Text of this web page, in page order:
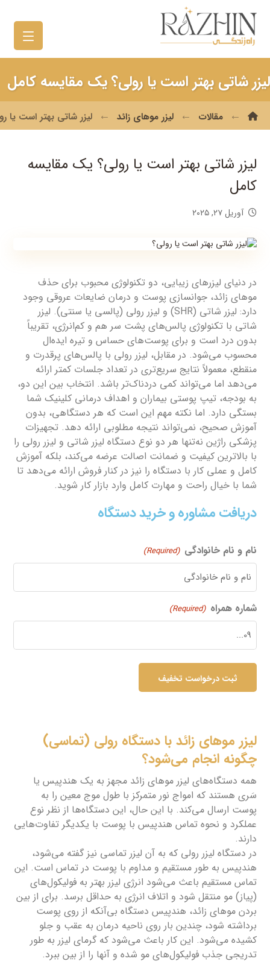
لیزر شاتی بهتر است یا رولی؟ یک مقایسه کامل
مقالات لیزر موهای زائد لیزر شاتی بهتر است یا
لیزر شاتی بهتر است یا رولی؟ یک مقایسه
کامل
آوریل ۲۷, ۲۰۲۵
در دنیای لیزرهای زیبایی، دو تکنولوژی محبوب برای حذف
موهای زائد، جوانسازی پوست و درمان ضایعات عروقی وجود
دارد: لیزر شاتی (SHR) و لیزر رولی (پالسی یا سنتی). لیزر
شاتی با تکنولوژی پالس‌های پشت سر هم و کم‌انرژی، تقریباً
بدون درد است و برای پوست‌های حساس و تیره ایده‌ال
محسوب می‌شود. در مقابل، لیزر رولی با پالس‌های پرقدرت و
منقطع، معمولاً نتایج سریع‌تری در تعداد جلسات کمتر ارائه
می‌دهد اما می‌تواند کمی دردناک‌تر باشد. انتخاب بین این دو،
به بودجه، تیپ پوستی بیماران و اهداف درمانی کلینیک شما
بستگی دارد. اما نکته مهم این است که هر دستگاهی، بدون
آموزش صحیح، نمی‌تواند نتیجه مطلوبی ارائه دهد. تجهیزات
پزشکی راژین نه‌تنها هر دو نوع دستگاه لیزر شاتی و لیزر رولی را
با بالاترین کیفیت و ضمانت اصالت عرضه می‌کند، بلکه آموزش
کامل و عملی کار با دستگاه را نیز در کنار فروش ارائه می‌دهد تا
شما با خیال راحت و مهارت کامل وارد بازار کار شوید.
دریافت مشاوره و خرید دستگاه
نام و نام خانوادگی (Required)
شماره همراه (Required)
لیزر موهای زائد با دستگاه رولی (تماسی)
چگونه انجام می‌شود؟
همه دستگاه‌های لیزر موهای زائد مجهز به یک هندپیس یا
سَری هستند که امواج نور متمرکز با طول موج معین را به
پوست ارسال می‌کند. با این حال، این دستگاه‌ها از نظر نوع
عملکرد و نحوه تماس هندپیس با پوست با یکدیگر تفاوت‌هایی
دارند.
در دستگاه لیزر رولی که به آن لیزر تماسی نیز گفته می‌شود،
هندپیس به طور مستقیم و مداوم با پوست در تماس است. این
تماس مستقیم باعث می‌شود انرژی لیزر بهتر به فولیکول‌های
(پیاز) مو منتقل شود و اتلاف انرژی به حداقل برسد. برای از بین
بردن موهای زائد، هندپیس دستگاه بی‌آنکه از روی پوست
برداشته شود، چندین بار روی ناحیه درمان به عقب و جلو
کشیده می‌شود. این کار باعث می‌شود که گرمای لیزر به طور
تدریجی جذب فولیکول‌های مو شده و آنها را از بین ببرد.